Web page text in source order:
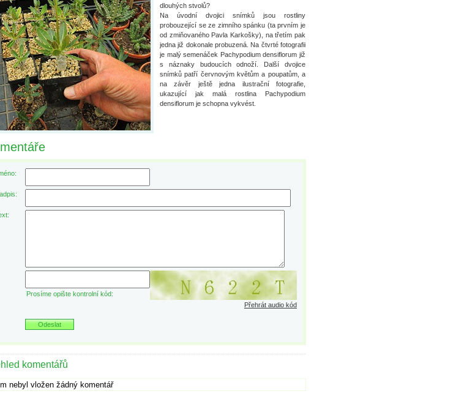
dlouhých stvolů?
Na úvodní dvojici snímků jsou rostliny
probouzející se ze zimního spánku (ta prvním je
od zmiňovaného Pavla Karkošky), na třetím pak
jedna již dokonale probuzená. Na čtvrté fotografii
je malý semenáček Pachypodium densiflorum již
s náznaky budoucích odnoží. Další dvojice
snímků patří červnovým květům a poupatům, a
na závěr ještě jedna ilustrační fotografie,
ukazující jak malá rostlina Pachypodium
densiflorum je schopna vykvést.
Prosíme opište kontrolní kód:
Přehrát audio kód
komentářů
nebyl vložen žádný komentář